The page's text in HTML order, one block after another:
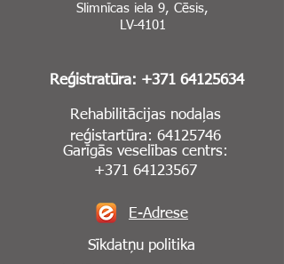
Slimnīcas iela 9, Cēsis,
LV-4101
Reģistratūra: +371 64125634
Rehabilitācijas nodaļas
reģistartūra: 64125746
Garīgās veselības centrs:
+371 64123567
E-Adrese
Sīkdatņu politika